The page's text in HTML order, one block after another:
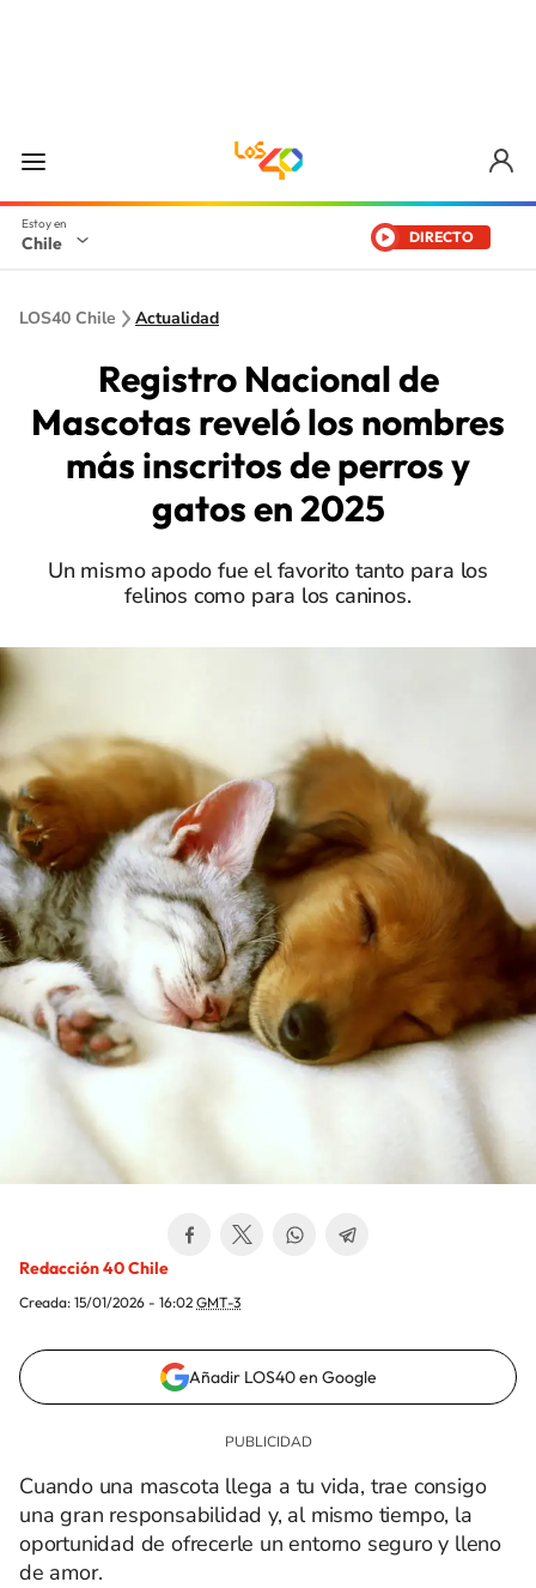
Chile DIRECTO
LOS40 Chile Actualidad
Registro Nacional de
Mascotas reveló los nombres
más inscritos de perros y
gatos en 2025
Un mismo apodo fue el favorito tanto para los
felinos como para los caninos.
Redacción 40 Chile
Creada: 15/01/2026 - 16:02 GMT-3
Añadir LOS40 en Google
Cuando una mascota llega a tu vida, trae consigo
una gran responsabilidad y, al mismo tiempo, la
oportunidad de ofrecerle un entorno seguro y lleno
de amor.